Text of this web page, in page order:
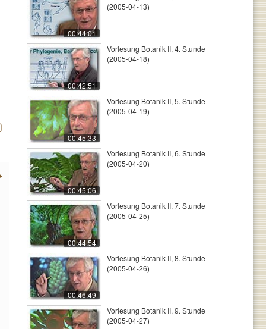
00:44:01
(2005-04-13)
00:42:51
Vorlesung Botanik II, 4. Stunde
(2005-04-18)
00:45:33
Vorlesung Botanik II, 5. Stunde
(2005-04-19)
00:45:06
Vorlesung Botanik II, 6. Stunde
(2005-04-20)
00:44:54
Vorlesung Botanik II, 7. Stunde
(2005-04-25)
00:46:49
Vorlesung Botanik II, 8. Stunde
(2005-04-26)
Vorlesung Botanik II, 9. Stunde
(2005-04-27)